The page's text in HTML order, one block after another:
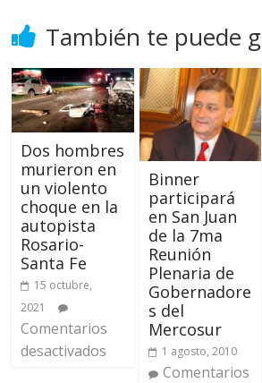
También te puede
Dos hombres
murieron en
un violento
choque en la
autopista
Rosario-
Santa Fe
15 octubre,
2021
Comentarios
desactivados
Binner
participará
en San Juan
de la 7ma
Reunión
Plenaria de
Gobernadore
s del
Mercosur
1 agosto, 2010
Comentarios